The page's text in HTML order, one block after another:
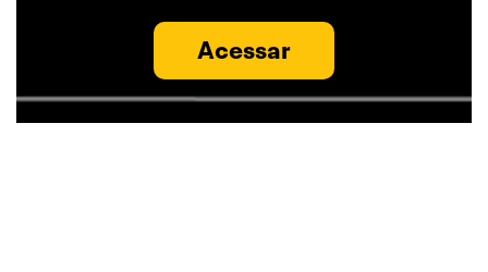
Acessar